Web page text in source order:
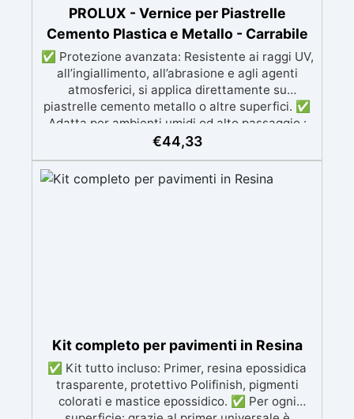
giorno successivo
PROLUX - Vernice per Piastrelle
Cemento Plastica e Metallo - Carrabile
✅ Protezione avanzata: Resistente ai raggi UV,
all’ingiallimento, all’abrasione e agli agenti
atmosferici, si applica direttamente su
piastrelle cemento metallo o altre superfici. ✅
Adatta per ambienti umidi od alto passaggio :
Formulazione Poliuretanica, ideale per ambienti
superiore alle resine epossidiche e vernici
classiche. ✅ Finitura versatile e
574/2014 - Marcatura CE secondo EN 1504-2 e
relativa Dichiarazione di Prestazione (DoP) ✅
Facile da Usare, miscela i 2 componenti (2 : 1)
comodamente predosati
€44,33
Kit completo per pavimenti in Resina
✅ Kit tutto incluso: Primer, resina epossidica
trasparente, protettivo Polifinish, pigmenti
colorati e mastice epossidico. ✅ Per ogni